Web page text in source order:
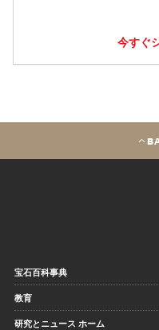
今すぐ
宝石百科事典
教育
研究とニュース ホーム